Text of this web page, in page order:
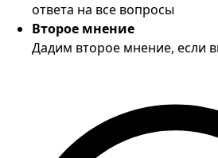
ответа на все вопросы
Второе мнение
Дадим второе мнение, если